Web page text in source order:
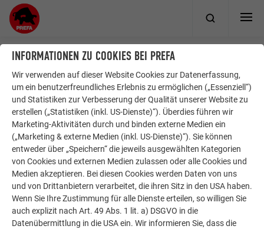
ENTDECKEN SIE DIE VIELEN VORTEILE DER PREFA PRODUKTE
ÜBER PREFA
Nachhaltigkeit
Jobangebote
Presse
Compliance
WIR HELFEN IHNEN
Handwerker in Ihrer Nähe finden
Fragen & Antworten
Prospekte bestellen
Kontakt
Beschwerden & Reklamationen
INFORMATIONEN ZU COOKIES BEI PREFA
Wir verwenden auf dieser Website Cookies zur Datenerfassung,
um ein benutzerfreundliches Erlebnis zu ermöglichen („Essenziell“)
und Statistiken zur Verbesserung der Qualität unserer Website zu
erstellen („Statistiken (inkl. US-Dienste)“). Überdies führen wir
Marketing-Aktivitäten durch und binden externe Medien ein
(„Marketing & externe Medien (inkl. US-Dienste)“). Sie können
entweder über „Speichern“ die jeweils ausgewählten Kategorien
von Cookies und externen Medien zulassen oder alle Cookies und
Medien akzeptieren. Bei diesen Cookies werden Daten von uns
und von Drittanbietern verarbeitet, die ihren Sitz in den USA haben.
Wenn Sie Ihre Zustimmung für alle Dienste erteilen, so willigen Sie
auch explizit nach Art. 49 Abs. 1 lit. a) DSGVO in die
Datenübermittlung in die USA ein. Wir informieren Sie, dass die